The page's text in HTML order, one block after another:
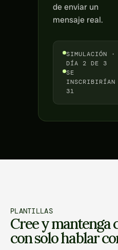
de enviar un
mensaje real.
SIMULACIÓN ·
DÍA 2 DE 3
SE
INSCRIBIRÍAN
31
PLANTILLAS
Cree y mantenga
con solo hablar